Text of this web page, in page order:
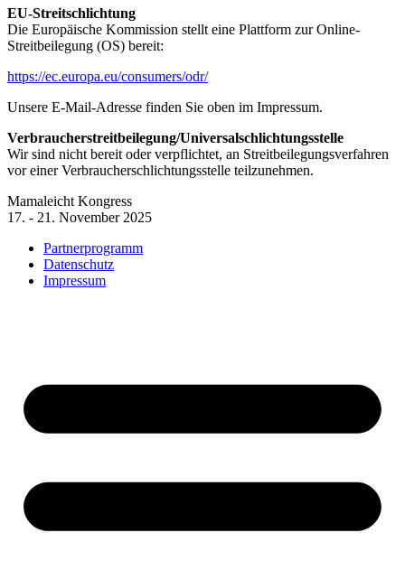
EU-Streitschlichtung
Die Europäische Kommission stellt eine Plattform zur Online-
Streitbeilegung (OS) bereit:
https://ec.europa.eu/consumers/odr/
Unsere E-Mail-Adresse finden Sie oben im Impressum.
Verbraucherstreitbeilegung/Universalschlichtungsstelle
Wir sind nicht bereit oder verpflichtet, an Streitbeilegungsverfahren
vor einer Verbraucherschlichtungsstelle teilzunehmen.
Mamaleicht Kongress
17. - 21. November 2025
Partnerprogramm
Datenschutz
Impressum